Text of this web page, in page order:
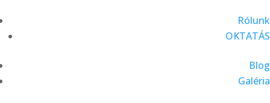
Rólunk
OKTATÁS
Blog
Galéria